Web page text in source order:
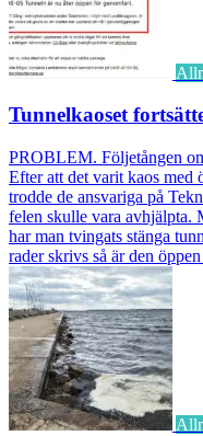
Tunnelkaoset
PROBLEM. Följetången
Efter att det varit kaos med
trodde de ansvariga på
felen skulle vara avhjälpta.
har man tvingats stänga
rader skrivs så är den